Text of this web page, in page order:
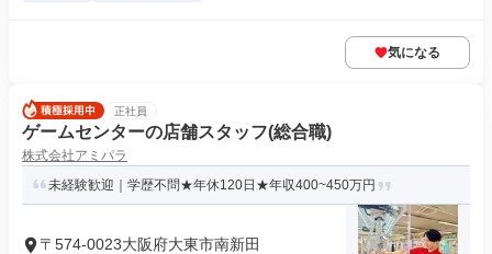
気になる
正社員
ゲームセンターの店舗スタッフ(総合職)
株式会社アミパラ
未経験歓迎｜学歴不問★年休120日★年収400~450万円
〒574-0023大阪府大東市南新田